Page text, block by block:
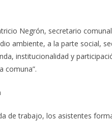
Negrón, secretario
ambiente, a la parte social,
institucionalidad y
comuna”.
de trabajo, los asistentes